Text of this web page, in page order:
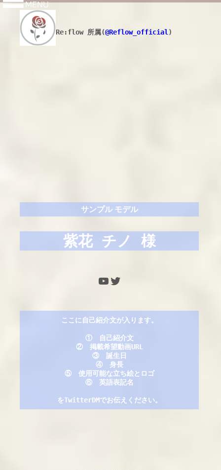
MENU
Re:flow 所属(@Reflow_official )
サンプル モデル
紫花 チノ 様
YouTube Twitter
ここに自己紹介文が入ります。
①　自己紹介文
②　掲載希望動画URL
③　誕生日
④　身長
⑤　使用可能な立ち絵とロゴ
⑥　英語表記名
をTwitterDMでお伝えください。